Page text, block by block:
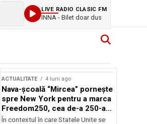
LIVE RADIO CLASIC FM
INNA - Bilet doar dus
ACTUALITATE 4 luni ago
Nava-școală “Mircea” pornește
spre New York pentru a marca
Freedom250, cea de-a 250-a
aniversare a Statelor Unite
În contextul în care Statele Unite se